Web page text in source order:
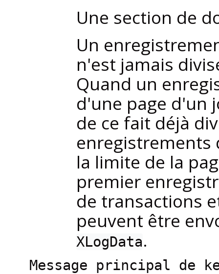
Une section de
Un
n'est jamais
Quand un
d'une page d'un
de ce fait déjà
enregistrements
la limite de la
premier
de transactions
peuvent être
XLogData.
Message principal de